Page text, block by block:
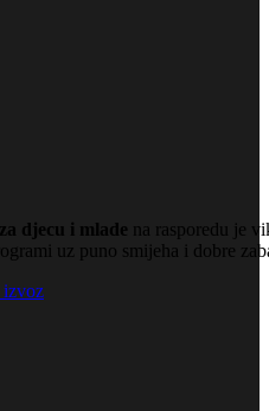
djecu i mlade na rasporedu je
uz puno smijeha i dobre